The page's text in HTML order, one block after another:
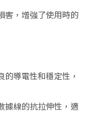
害，增強了使用時的
的導電性和穩定性，
據線的抗拉伸性，適